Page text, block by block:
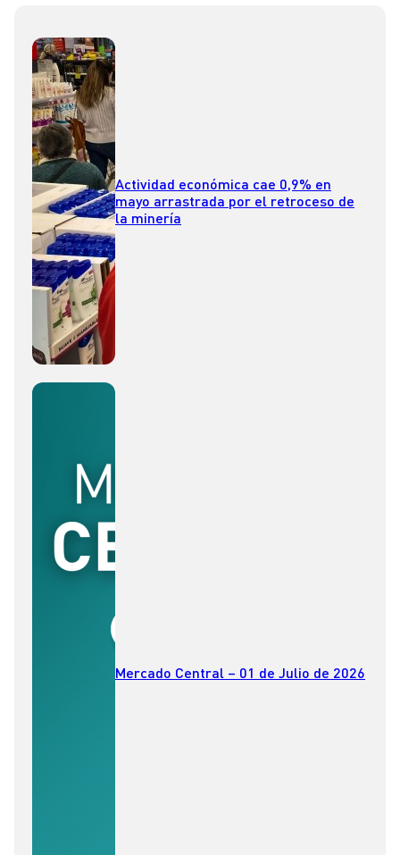
Actividad económica cae 0,9% en
mayo arrastrada por el retroceso de
la minería
Mercado Central – 01 de Julio de 2026